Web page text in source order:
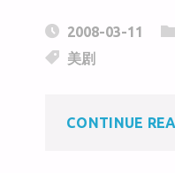
h
at
W
o
c
e
o
2008-03-11
美剧
CONTINUE